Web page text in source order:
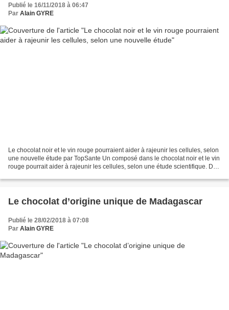
Publié le 16/11/2018 à 06:47
Par Alain GYRE
Le chocolat noir et le vin rouge pourraient aider à rajeunir les cellules, selon
une nouvelle étude par TopSante Un composé dans le chocolat noir et le vin
rouge pourrait aider à rajeunir les cellules, selon une étude scientifique. Des
Le chocolat d’origine unique de Madagascar
Publié le 28/02/2018 à 07:08
Par Alain GYRE